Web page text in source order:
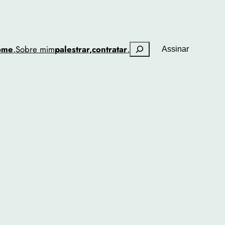
,Sobre mimpalestrar,contratar, PesquisarAssinar